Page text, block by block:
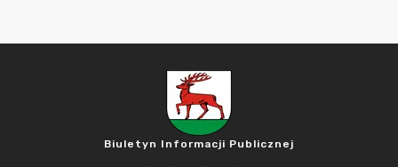
Biuletyn Informacji Publicznej